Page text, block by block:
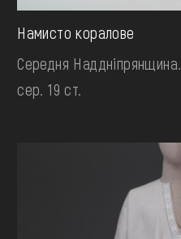
Намисто коралове
Середня
сер. 19 ст.